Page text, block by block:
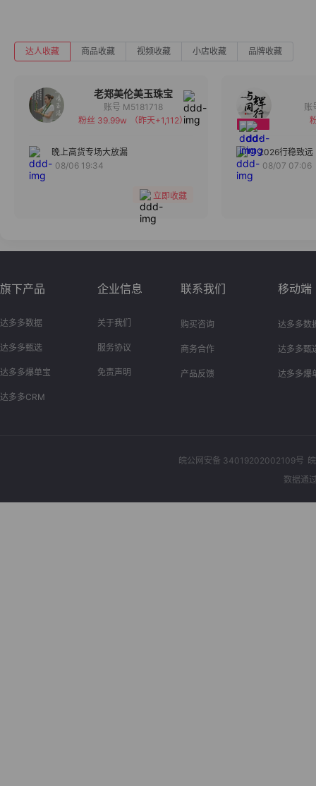
达人收藏 商品收藏 视频收藏 小店收藏 品牌收藏
老郑美伦美玉珠宝
备注
分组
账号 M5181718
粉丝 39.99w
（昨天+1,112）
晚上高货专场大放漏
08/06 19:34
立即收藏
2026行稳致远
08/07 07:06
旗下产品
达多多数据
达多多甄选
达多多爆单宝
达多多CRM
企业信息
关于我们
服务协议
免责声明
联系我们
购买咨询
商务合作
产品反馈
移动端
达多多数
达多多甄
达多多爆
皖公网安备 34019202002109号
数据通